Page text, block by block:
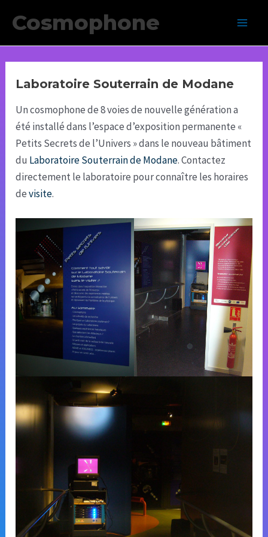
Cosmophone
Laboratoire Souterrain de Modane
Un cosmophone de 8 voies de nouvelle génération a
été installé dans l’espace d’exposition permanente «
Petits Secrets de l’Univers » dans le nouveau bâtiment
du Laboratoire Souterrain de Modane. Contactez
directement le laboratoire pour connaître les horaires
devisite.